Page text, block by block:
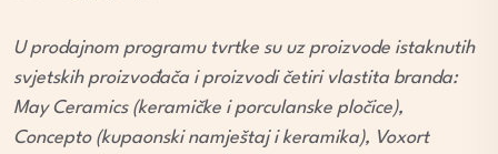
U prodajnom programu tvrtke su uz proizvode istaknutih
svjetskih proizvođača i proizvodi četiri vlastita branda:
May Ceramics (keramičke i porculanske pločice),
Concepto (kupaonski namještaj i keramika), Voxort